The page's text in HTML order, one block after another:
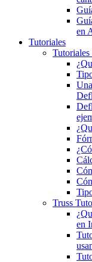
en
Tutoriales
Tutoriales
Truss
en